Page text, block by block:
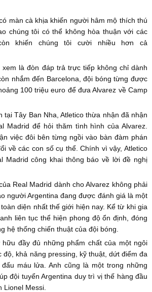
màn cà khịa khiến người hâm mộ thích thú
chúng tôi có thể không hòa thuận với các
khiến chúng tôi cười nhiều hơn cả
là đòn đáp trả trực tiếp không chỉ dành
nhắm đến Barcelona, đội bóng từng được
100 triệu euro để đưa Alvarez về Camp
tại Tây Ban Nha, Atletico thừa nhận đã nhận
Madrid để hỏi thăm tình hình của Alvarez.
việc đôi bên từng ngồi vào bàn đàm phán
về các con số cụ thể. Chính vì vậy, Atletico
Madrid công khai thông báo về lời đề nghị
Real Madrid dành cho Alvarez không phải
người Argentina đang được đánh giá là một
diện nhất thế giới hiện nay. Kể từ khi gia
liên tục thể hiện phong độ ổn định, đóng
hệ thống chiến thuật của đội bóng.
đầy đủ những phẩm chất của một ngôi
độ, khả năng pressing, kỹ thuật, dứt điểm đa
máu lửa. Anh cũng là một trong những
đội tuyển Argentina duy trì vị thế hàng đầu
Lionel Messi.